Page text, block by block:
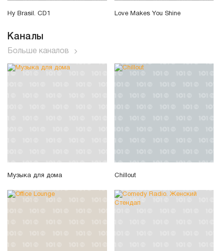
Hy Brasil. CD1 Love Makes You Shine
Каналы
Больше каналов
Музыка для дома Chillout